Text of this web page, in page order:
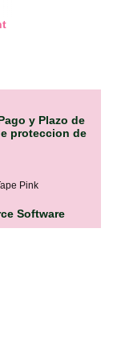
y Plazo de
proteccion de
Pink
Software